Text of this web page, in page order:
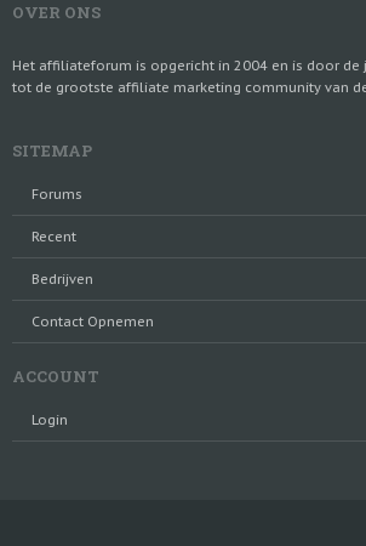
OVER ONS
Het affiliateforum is opgericht in 2004 en is door de
tot de grootste affiliate marketing community van
SITEMAP
Forums
Recent
Bedrijven
Contact Opnemen
ACCOUNT
Login